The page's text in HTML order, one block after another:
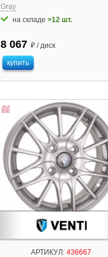
Gray
на складе >12 шт.
8 067 ₽ / диск
купить
АРТИКУЛ: 436667